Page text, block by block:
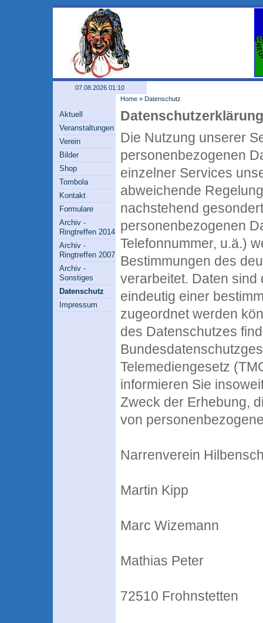
07.08.2026 01:10
Aktuell
Veranstaltungen
Verein
Bilder
Shop
Tombola
Kontakt
Formulare
Archiv -
Ringtreffen 2014
Archiv -
Ringtreffen 2007
Archiv -
Sonstiges
Datenschutz
Impressum
Home » Datenschutz
Datenschutzerklärung
Die Nutzung unserer
personenbezogenen
einzelner Services
abweichende
nachstehend
personenbezogenen
Telefonnummer, u.ä.)
Bestimmungen des
verarbeitet. Daten
eindeutig einer
zugeordnet werden
des Datenschutzes
Telemediengesetz
informieren Sie
Zweck der Erhebung,
von
Narrenverein
Martin Kipp
Marc Wizemann
Mathias Peter
72510 Frohnstetten